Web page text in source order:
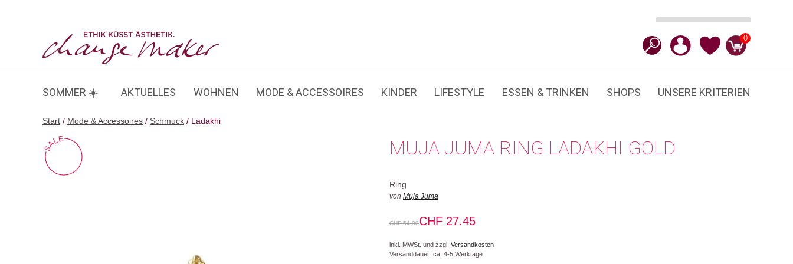
0
SOMMER ☀️ AKTUELLES WOHNEN MODE & ACCESSOIRES KINDER LIFESTYLE ESSEN & TRINKEN SHOPS UNSERE KRITERIEN
Start / Mode & Accessoires / Schmuck / Ladakhi
MUJA JUMA RING LADAKHI GOLD
Ring
von Muja Juma
CHF54.90CHF 27.45
inkl. MWSt. und zzgl. Versandkosten
Versanddauer: ca. 4-5 Werktage